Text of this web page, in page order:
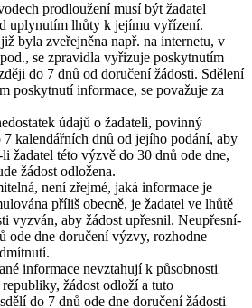
prodloužení musí být žadatel
uplynutím lhůty k jejímu vyřízení.
byla zveřejněna např. na internetu, v
se zpravidla vyřizuje poskytnutím
do 7 dnů od doručení žádosti. Sdělení
poskytnutí informace, se považuje za
údajů o žadateli, povinný
7 kalendářních dnů od jejího podání, aby
žadatel této výzvě do 30 dnů ode dne,
žádost odložena.
není zřejmé, jaká informace je
příliš obecně, je žadatel ve lhůtě
vyzván, aby žádost upřesnil. Neupřesní-
ode dne doručení výzvy, rozhodne
informace nevztahují k působnosti
žádost odloží a tuto
do 7 dnů ode dne doručení žádosti